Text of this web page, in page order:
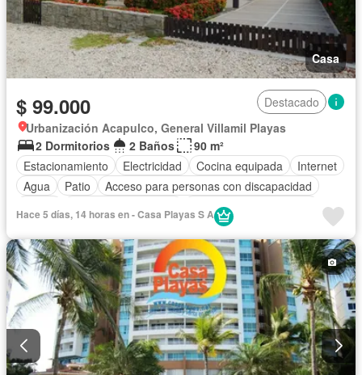
Casa
$ 99.000
Destacado
Urbanización Acapulco, General Villamil Playas
2 Dormitorios
2 Baños
90 m²
Estacionamiento
Electricidad Cocina equipada
Internet
Agua
Patio
Acceso para personas con discapacidad
Parcialmente amoblado
Hace 5 días, 14 horas en - Casa Playas S A